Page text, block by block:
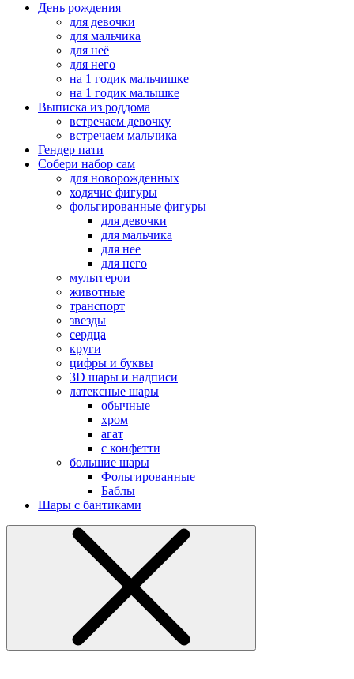
День рождения
для девочки
для мальчика
для неё
для него
на 1 годик мальчишке
на 1 годик малышке
Выписка из роддома
встречаем девочку
встречаем мальчика
Гендер пати
Собери набор сам
для новорожденных
ходячие фигуры
фольгированные фигуры
для девочки
для мальчика
для нее
для него
мультгерои
животные
транспорт
звезды
сердца
круги
цифры и буквы
3D шары и надписи
латексные шары
обычные
хром
агат
с конфетти
большие шары
Фольгированные
Баблы
Шары с бантиками